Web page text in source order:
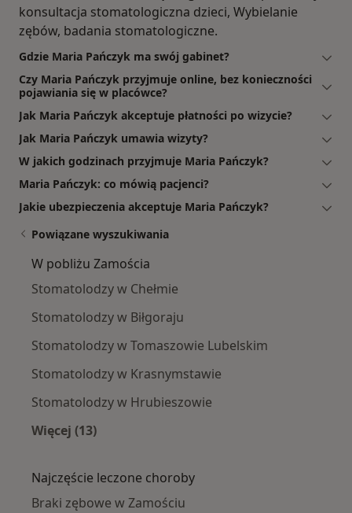
konsultacja stomatologiczna dzieci, Wybielanie
zębów, badania stomatologiczne.
Gdzie Maria Pańczyk ma swój gabinet?
Czy Maria Pańczyk przyjmuje online, bez konieczności
pojawiania się w placówce?
Jak Maria Pańczyk akceptuje płatności po wizycie?
Jak Maria Pańczyk umawia wizyty?
W jakich godzinach przyjmuje Maria Pańczyk?
Maria Pańczyk: co mówią pacjenci?
Jakie ubezpieczenia akceptuje Maria Pańczyk?
Powiązane wyszukiwania
W pobliżu Zamościa
Stomatolodzy w Chełmie
Stomatolodzy w Biłgoraju
Stomatolodzy w Tomaszowie Lubelskim
Stomatolodzy w Krasnymstawie
Stomatolodzy w Hrubieszowie
Więcej (13)
Najczęście leczone choroby
Braki zębowe w Zamościu